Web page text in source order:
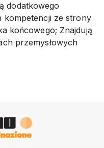
dodatkowego
kompetencji ze strony
końcowego; Znajdują
przemysłowych